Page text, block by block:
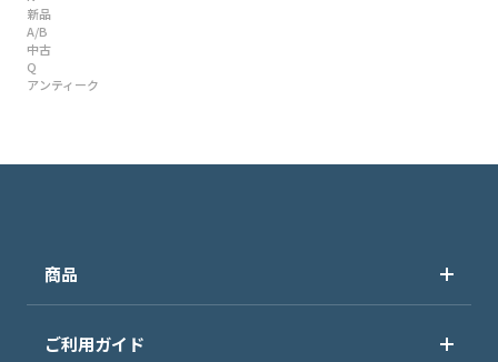
新品
A/B
中古
Q
アンティーク
商品
ご利用ガイド